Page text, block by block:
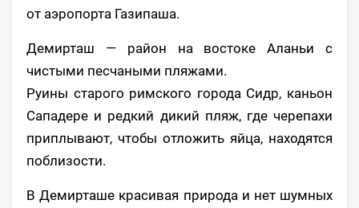
от аэропорта Газипаша.
Демирташ — район на востоке Аланьи с
чистыми песчаными пляжами.
Руины старого римского города Сидр, каньон
Сападере и редкий дикий пляж, где черепахи
приплывают, чтобы отложить яйца, находятся
поблизости.
В Демирташе красивая природа и нет шумных